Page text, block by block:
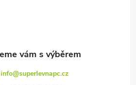
info@superlevnapc.cz